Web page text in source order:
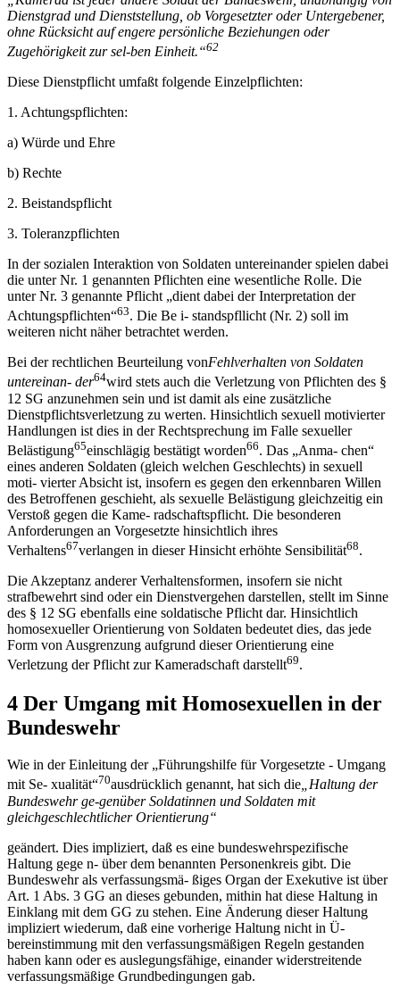
Dienstgrad und Dienststellung, ob Vorgesetzter oder Untergebener,
ohne Rücksicht auf engere persönliche Beziehungen oder
Zugehörigkeit zur sel-ben Einheit.“62
Diese Dienstpflicht umfaßt folgende Einzelpflichten:
1. Achtungspflichten:
a) Würde und Ehre
b) Rechte
2. Beistandspflicht
3. Toleranzpflichten
In der sozialen Interaktion von Soldaten untereinander spielen dabei
die unter Nr. 1 genannten Pflichten eine wesentliche Rolle. Die
unter Nr. 3 genannte Pflicht „dient dabei der Interpretation der
Achtungspflichten“63. Die Be i- standspfllicht (Nr. 2) soll im
weiteren nicht näher betrachtet werden.
Bei der rechtlichen Beurteilung vonFehlverhalten von Soldaten
untereinan- der64wird stets auch die Verletzung von Pflichten des §
12 SG anzunehmen sein und ist damit als eine zusätzliche
Dienstpflichtsverletzung zu werten. Hinsichtlich sexuell motivierter
Handlungen ist dies in der Rechtsprechung im Falle sexueller
Belästigung65einschlägig bestätigt worden66. Das „Anma- chen“
eines anderen Soldaten (gleich welchen Geschlechts) in sexuell
moti- vierter Absicht ist, insofern es gegen den erkennbaren Willen
des Betroffenen geschieht, als sexuelle Belästigung gleichzeitig ein
Verstoß gegen die Kame- radschaftspflicht. Die besonderen
Anforderungen an Vorgesetzte hinsichtlich ihres
Verhaltens67verlangen in dieser Hinsicht erhöhte Sensibilität68.
Die Akzeptanz anderer Verhaltensformen, insofern sie nicht
strafbewehrt sind oder ein Dienstvergehen darstellen, stellt im Sinne
des § 12 SG ebenfalls eine soldatische Pflicht dar. Hinsichtlich
homosexueller Orientierung von Soldaten bedeutet dies, das jede
Form von Ausgrenzung aufgrund dieser Orientierung eine
Verletzung der Pflicht zur Kameradschaft darstellt69.
4 Der Umgang mit Homosexuellen in der
Bundeswehr
Wie in der Einleitung der „Führungshilfe für Vorgesetzte - Umgang
mit Se- xualität“70ausdrücklich genannt, hat sich die„Haltung der
Bundeswehr ge-genüber Soldatinnen und Soldaten mit
gleichgeschlechtlicher Orientierung“
geändert. Dies impliziert, daß es eine bundeswehrspezifische
Haltung gege n- über dem benannten Personenkreis gibt. Die
Bundeswehr als verfassungsmä- ßiges Organ der Exekutive ist über
Art. 1 Abs. 3 GG an dieses gebunden, mithin hat diese Haltung in
Einklang mit dem GG zu stehen. Eine Änderung dieser Haltung
impliziert wiederum, daß eine vorherige Haltung nicht in Ü-
bereinstimmung mit den verfassungsmäßigen Regeln gestanden
haben kann oder es auslegungsfähige, einander widerstreitende
verfassungsmäßige Grundbedingungen gab.